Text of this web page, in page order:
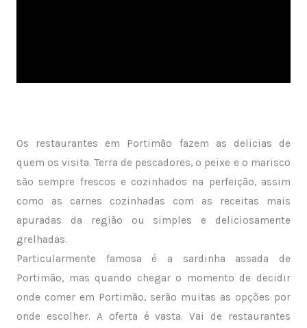
Os restaurantes em Portimão fazem as delicias de
quem os visita. Terra de pescadores, o peixe e o marisco
são sempre frescos e cozinhados na perfeição, assim
como as carnes cozinhadas com as receitas mais
apuradas da região ou simples e deliciosamente
grelhadas.
Particularmente famosa é a sardinha assada de
Portimão, mas quando chegar o momento de decidir
onde comer em Portimão, serão muitas as opções por
onde escolher. A oferta é vasta. Vai de restaurantes